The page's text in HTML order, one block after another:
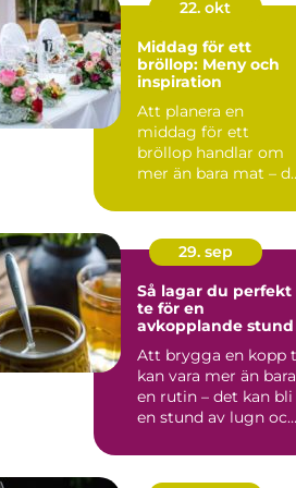
22. okt
Middag för ett
bröllop: Meny och
inspiration
Att planera en
middag för ett
bröllop handlar om
mer än bara mat –
29. sep
Så lagar du perfekt
te för en
avkopplande stund
Att brygga en kopp
kan vara mer än bara
en rutin – det kan bli
en stund av lugn och